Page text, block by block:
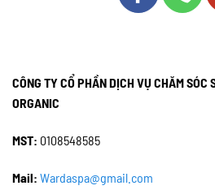
CÔNG TY CỔ PHẦN DỊCH VỤ CHĂM SÓC
ORGANIC
MST: 0108548585
Mail: Wardaspa@gmail.com